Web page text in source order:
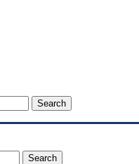
Search
Search